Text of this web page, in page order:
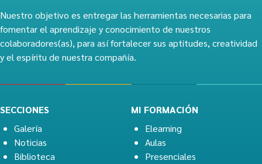
Nuestro objetivo es entregar las herramientas necesarias para
fomentar el aprendizaje y conocimiento de nuestros
colaboradores(as), para así fortalecer sus aptitudes, creatividad
y el espíritu de nuestra compañía.
SECCIONES
Galería
Noticias
Biblioteca
MI FORMACIÓN
Elearning
Aulas
Presenciales